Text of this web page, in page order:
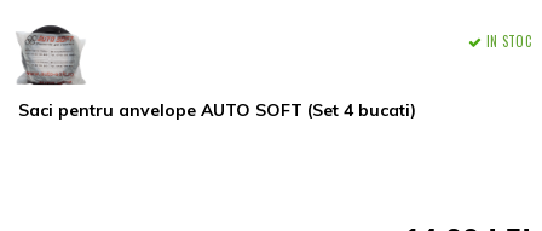
Saci pentru anvelope AUTO SOFT (Set 4 bucati)
IN STOC